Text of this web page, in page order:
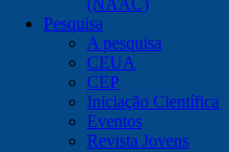
(NAAC)
Pesquisa
A pesquisa
CEUA
CEP
Iniciação Científica
Eventos
Revista Jovens